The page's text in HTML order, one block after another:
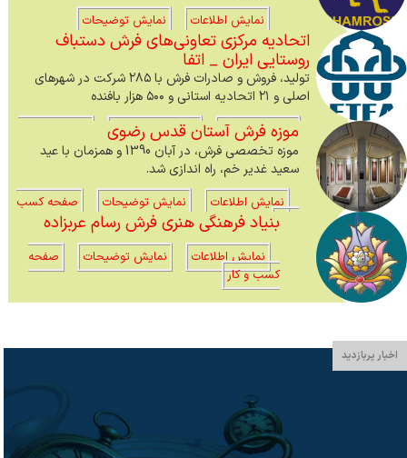
نمایش اطلاعات نمایش توضیحات
اتحادیه مرکزی تعاونی‌های فرش دستباف
روستایی ایران _ اتفا
تولید، فروش و صادرات فرش با ۲۸۵ شرکت در شهرهای
اصلی و ۲۱ اتحادیه استانی و ۵۰۰ هزار بافنده
نمایش اطلاعات نمایش توضیحات
کار
موزه فرش آستان قدس رضوی
موزه تخصصی فرش، در آبان 1390 و همزمان با عید
سعید غدیر خم، راه اندازی شد.
نمایش اطلاعات نمایش توضیحات
صفحه کسب
و کاربنیاد فرهنگی هنری فرش رسام عربزاده
نمایش اطلاعات نمایش توضیحات
صفحه
کسب و کار
اخبار پربازدید